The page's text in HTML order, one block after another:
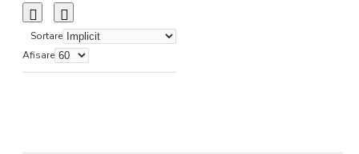
Sortare
Afisare